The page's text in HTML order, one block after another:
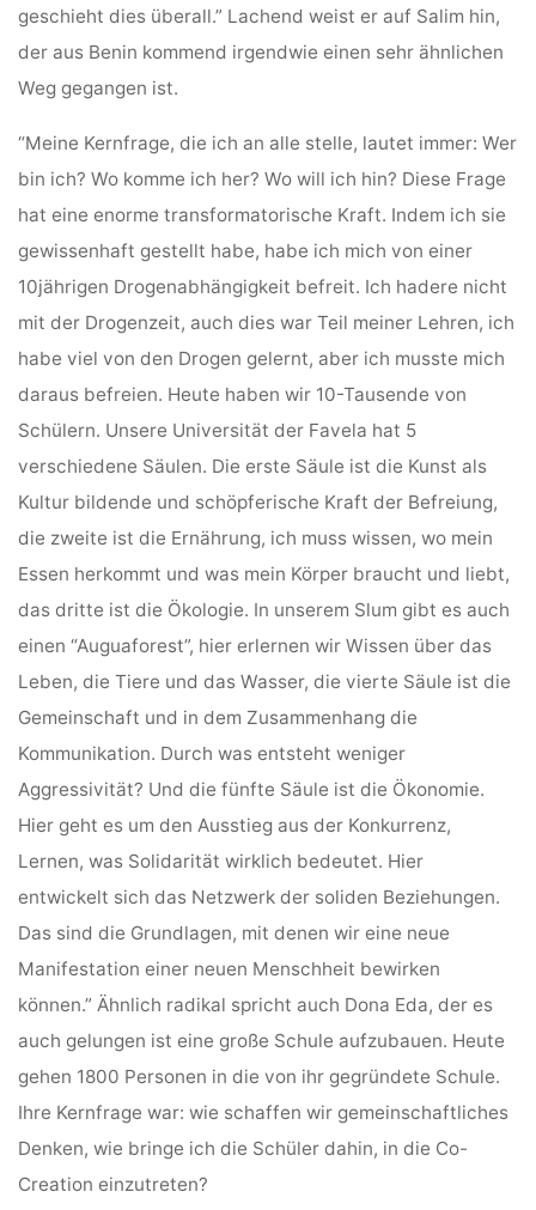
geschieht dies überall.” Lachend weist er auf Salim hin,
der aus Benin kommend irgendwie einen sehr ähnlichen
Weg gegangen ist.
“Meine Kernfrage, die ich an alle stelle, lautet immer: Wer
bin ich? Wo komme ich her? Wo will ich hin? Diese Frage
hat eine enorme transformatorische Kraft. Indem ich sie
gewissenhaft gestellt habe, habe ich mich von einer
10jährigen Drogenabhängigkeit befreit. Ich hadere nicht
mit der Drogenzeit, auch dies war Teil meiner Lehren, ich
habe viel von den Drogen gelernt, aber ich musste mich
daraus befreien. Heute haben wir 10-Tausende von
Schülern. Unsere Universität der Favela hat 5
verschiedene Säulen. Die erste Säule ist die Kunst als
Kultur bildende und schöpferische Kraft der Befreiung,
die zweite ist die Ernährung, ich muss wissen, wo mein
Essen herkommt und was mein Körper braucht und liebt,
das dritte ist die Ökologie. In unserem Slum gibt es auch
einen “Auguaforest”, hier erlernen wir Wissen über das
Leben, die Tiere und das Wasser, die vierte Säule ist die
Gemeinschaft und in dem Zusammenhang die
Kommunikation. Durch was entsteht weniger
Aggressivität? Und die fünfte Säule ist die Ökonomie.
Hier geht es um den Ausstieg aus der Konkurrenz,
Lernen, was Solidarität wirklich bedeutet. Hier
entwickelt sich das Netzwerk der soliden Beziehungen.
Das sind die Grundlagen, mit denen wir eine neue
Manifestation einer neuen Menschheit bewirken
können.” Ähnlich radikal spricht auch Dona Eda, der es
auch gelungen ist eine große Schule aufzubauen. Heute
gehen 1800 Personen in die von ihr gegründete Schule.
Ihre Kernfrage war: wie schaffen wir gemeinschaftliches
Denken, wie bringe ich die Schüler dahin, in die Co-
Creation einzutreten?